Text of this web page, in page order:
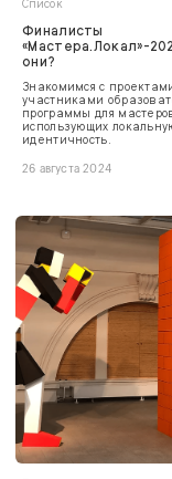
Список
Финалисты
«Мастера.Локал»-
они?
Знакомимся с
участниками
программы для
использующих
идентичность.
26 августа 2024